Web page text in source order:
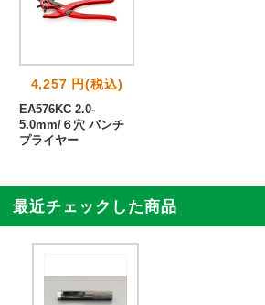
4,257 円(税込)
EA576KC 2.0-
5.0mm/６穴 パンチ
プライヤー
最近チェックした商品